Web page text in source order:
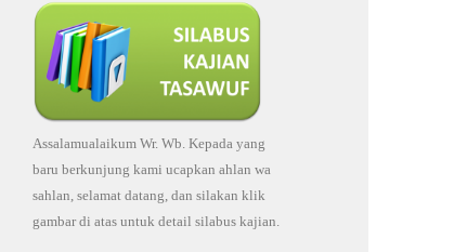
Assalamualaikum Wr. Wb. Kepada yang
baru berkunjung kami ucapkan ahlan wa
sahlan, selamat datang, dan silakan klik
gambar di atas untuk detail silabus kajian.